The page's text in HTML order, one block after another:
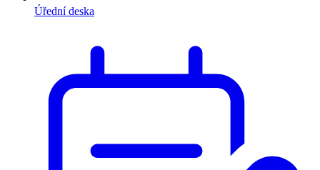
Úřední deska